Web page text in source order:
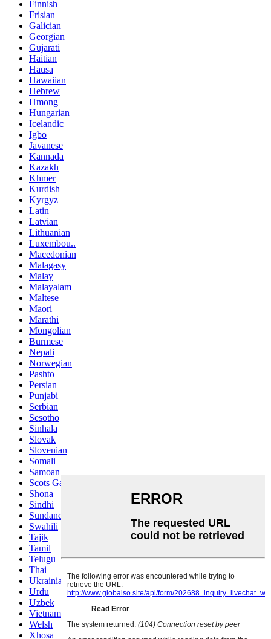
Finnish
Frisian
Galician
Georgian
Gujarati
Haitian
Hausa
Hawaiian
Hebrew
Hmong
Hungarian
Icelandic
Igbo
Javanese
Kannada
Kazakh
Khmer
Kurdish
Kyrgyz
Latin
Latvian
Lithuanian
Luxembou..
Macedonian
Malagasy
Malay
Malayalam
Maltese
Maori
Marathi
Mongolian
Burmese
Nepali
Norwegian
Pashto
Persian
Punjabi
Serbian
Sesotho
Sinhala
Slovak
Slovenian
Somali
Samoan
Scots Gaelic
Shona
Sindhi
Sundanese
Swahili
Tajik
Tamil
Telugu
Thai
Ukrainian
Urdu
Uzbek
Vietnamese
Welsh
Xhosa